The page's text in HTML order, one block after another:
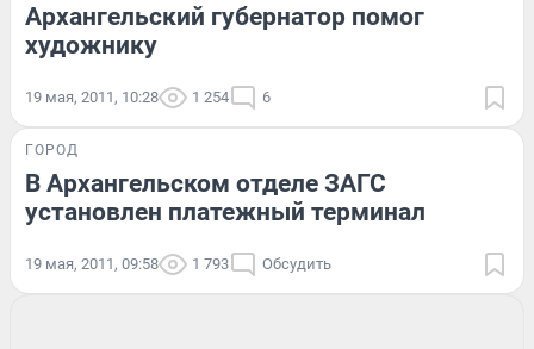
Архангельский губернатор помог
художнику
19 мая, 2011, 10:28 1 254 6
ГОРОД
В Архангельском отделе ЗАГС
установлен платежный терминал
19 мая, 2011, 09:58 1 793 Обсудить